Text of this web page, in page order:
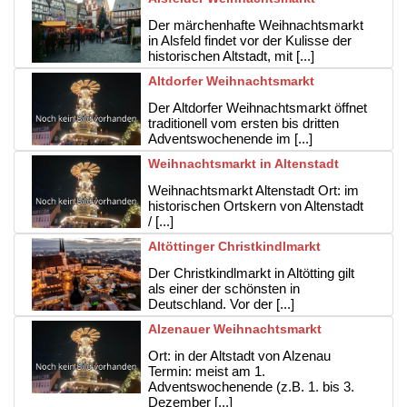
Der märchenhafte Weihnachtsmarkt
in Alsfeld findet vor der Kulisse der
historischen Altstadt, mit [...]
Altdorfer Weihnachtsmarkt
Der Altdorfer Weihnachtsmarkt öffnet
traditionell vom ersten bis dritten
Adventswochenende im [...]
Weihnachtsmarkt in Altenstadt
Weihnachtsmarkt Altenstadt Ort: im
historischen Ortskern von Altenstadt
/ [...]
Altöttinger Christkindlmarkt
Der Christkindlmarkt in Altötting gilt
als einer der schönsten in
Deutschland. Vor der [...]
Alzenauer Weihnachtsmarkt
Ort: in der Altstadt von Alzenau
Termin: meist am 1.
Adventswochenende (z.B. 1. bis 3.
Dezember [...]